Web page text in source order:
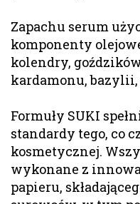
Zapachu serum
komponenty
kolendry,
kardamonu,
Formuły SUKI
standardy tego, co
kosmetycznej.
wykonane z
papieru,